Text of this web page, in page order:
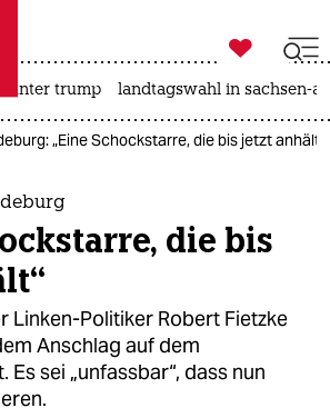
taz zahl ich
taz zahl ich

taz zahl ich
unter trump landtagswahl in sachsen-
„Eine Schockstarre, die bis jetzt anhält“
die bis
Linken-Politiker Robert Fietzke
Anschlag auf dem
sei „unfassbar“, dass nun